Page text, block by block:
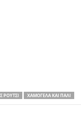
ΡΟΎΤΣΙ ΧΑΜΟΓΈΛΑ ΚΑΙ ΠΆΛΙ